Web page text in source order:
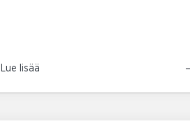
Lue lisää